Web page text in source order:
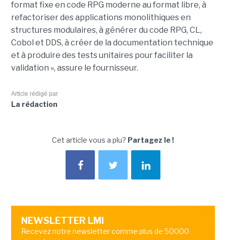
format fixe en code RPG moderne au format libre, à
refactoriser des applications monolithiques en
structures modulaires, à générer du code RPG, CL,
Cobol et DDS, à créer de la documentation technique
et à produire des tests unitaires pour faciliter la
validation », assure le fournisseur.
Article rédigé par
La rédaction
Cet article vous a plu? Partagez le !
NEWSLETTER LMI
Recevez notre newsletter comme plus de 50000